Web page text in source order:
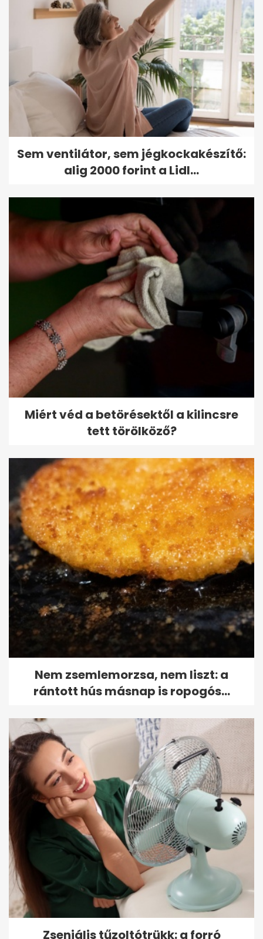
Sem ventilátor, sem jégkockakészítő:
alig 2000 forint a Lidl...
Miért véd a betörésektől a kilincsre
tett törölköző?
Nem zsemlemorzsa, nem liszt: a
rántott hús másnap is ropogós...
Zseniális tűzoltótrükk: a forró